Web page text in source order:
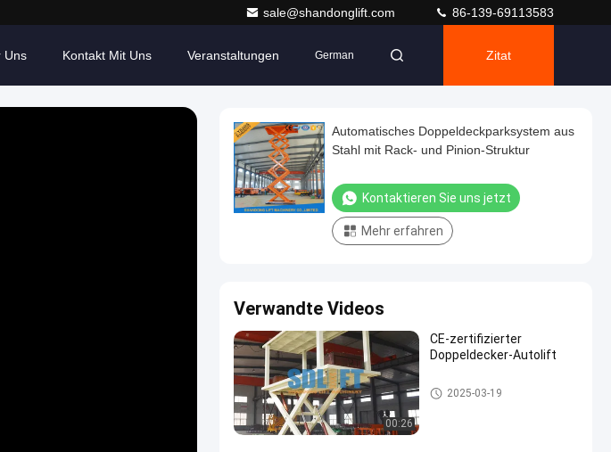
sale@shandonglift.com 86-139-69113583
Uns Kontakt Mit Uns Veranstaltungen German Zitat
Automatisches Doppeldeckparksystem aus
Stahl mit Rack- und Pinion-Struktur
Kontaktieren Sie uns jetzt
Mehr erfahren
Verwandte Videos
00:26
CE-zertifizierter
Doppeldecker-Autolift
Zweideckfahrzeugaufzug
2025-03-19